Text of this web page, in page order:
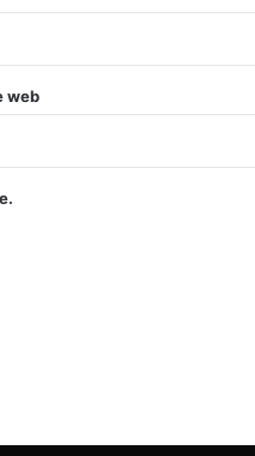
web